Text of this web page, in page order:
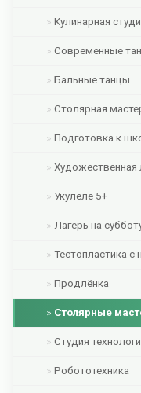
Кулинарная
Современные
Бальные танцы
Столярная
Подготовка к
Художественная
Укулеле 5+
Лагерь на
Тестопластика с
Продлёнка
Столярные
Студия
Робототехника